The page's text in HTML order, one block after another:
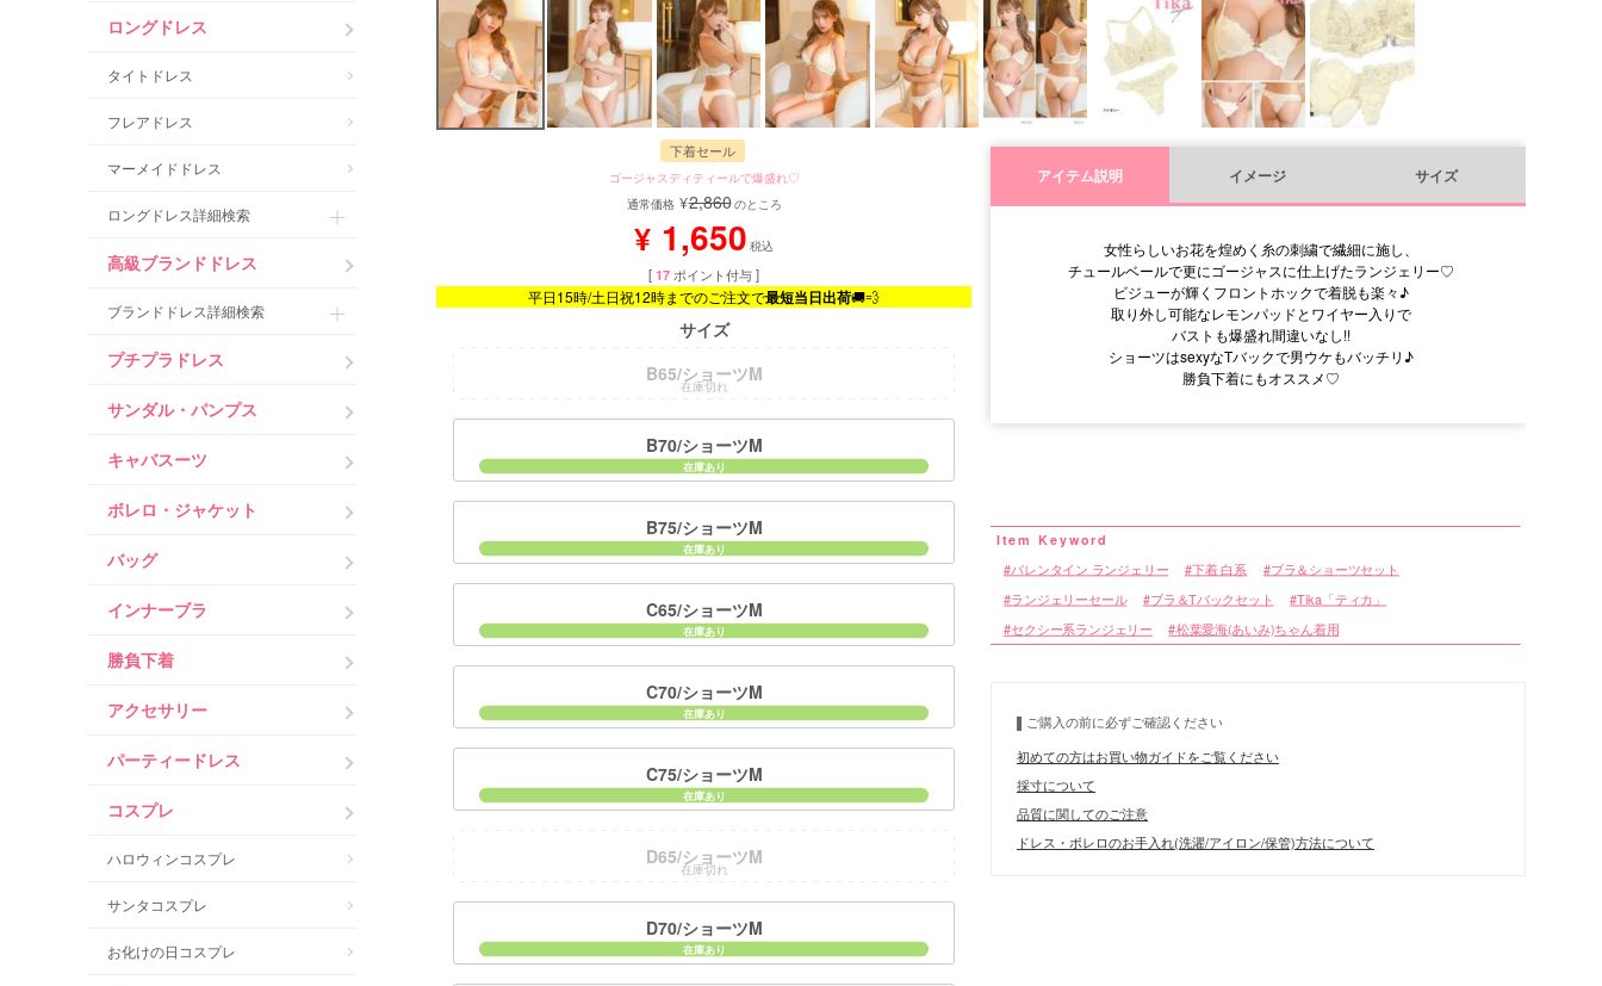
ロングドレス
タイトドレス
フレアドレス
マーメイドドレス
ロングドレス詳細検索
高級ブランドドレス
ブランドドレス詳細検索
プチプラドレス
サンダル・パンプス
キャバスーツ
ボレロ・ジャケット
バッグ
インナーブラ
勝負下着
アクセサリー
パーティードレス
コスプレ
ハロウィンコスプレ
サンタコスプレ
お化けの日コスプレ
下着セール
ゴージャスディティールで爆盛れ♡
通常価格 ¥2,860のところ
¥ 1,650 税込
[17 ポイント付与 ]
平日15時/土日祝12時までのご注文で最短当日出荷🚚💨
サイズ
B65/ショーツM
在庫切れ
B70/ショーツM
B75/ショーツM
C65/ショーツM
C70/ショーツM
C75/ショーツM
D65/ショーツM
在庫切れ
D70/ショーツM
アイテム説明 イメージ サイズ
女性らしいお花を煌めく糸の刺繍で繊細に施し、
チュールベールで更にゴージャスに仕上げたランジェリー♡
ビジューが輝くフロントホックで着脱も楽々♪
取り外し可能なレモンパッドとワイヤー入りで
バストも爆盛れ間違いなし!!
ショーツはsexyなTバックで男ウケもバッチリ♪
勝負下着にもオススメ♡
■カラーバリエーション
バレンタイン ランジェリー 下着 白系 ブラ＆ショーツセット
ランジェリーセール ブラ＆Tバックセット Tika「ティカ」
セクシー系ランジェリー 松葉愛海(あいみ)ちゃん着用
ご購入の前に必ずご確認ください
初めての方はお買い物ガイドをご覧ください
採寸について
品質に関してのご注意
ドレス・ボレロのお手入れ(洗濯/アイロン/保管)方法について